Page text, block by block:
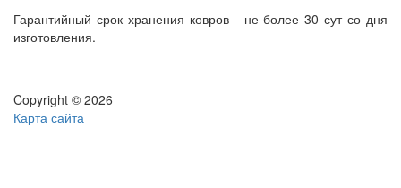
Гарантийный срок хранения ковров - не более 30 сут со дня
изготовления.
Copyright © 2026
Карта сайта